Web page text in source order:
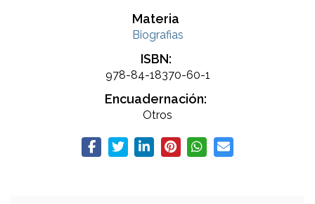
Materia
Biografias
ISBN:
978-84-18370-60-1
Encuadernación:
Otros